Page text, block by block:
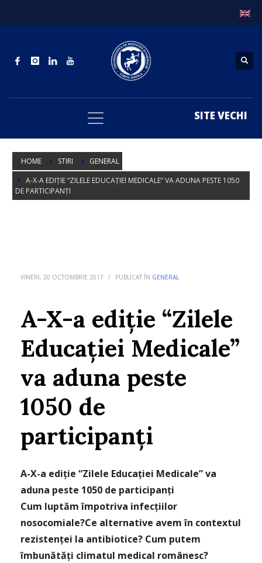
SITE VECHI
HOME STIRI
GENERAL
A-X-A EDIŢIE “ZILELE EDUCAŢIEI MEDICALE” VA ADUNA PESTE 1050
DE PARTICIPANŢI
VINERI, 20 OCTOMBRIE 2017 / PUBLICAT ÎN GENERAL
A-X-a ediţie “Zilele
Educaţiei Medicale”
va aduna peste
1050 de
participanţi
A-X-a ediţie “Zilele Educaţiei Medicale” va
aduna peste 1050 de participanţi
Cum luptăm împotriva infecţiilor
nosocomiale?Ce alternative avem în contextul
rezistenţei la antibiotice? Cum putem
îmbunătăţi climatul medical românesc?